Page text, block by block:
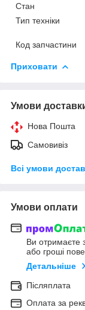
Стан
Тип техніки
Код запчастини
Приховати
Умови
Нова Пошта
Самовивіз
Всі умови
Умови оплати
Ви отримаєте
або гроші
Детальніше
Післяплата
Оплата за